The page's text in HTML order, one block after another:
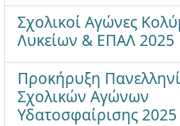
Σχολικοί Αγώνες
Λυκείων & ΕΠΑΛ 2025
Προκήρυξη
Σχολικών Αγώνων
Υδατοσφαίρισης